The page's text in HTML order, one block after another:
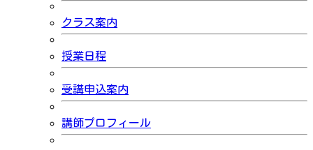
クラス案内
授業日程
受講申込案内
講師プロフィール